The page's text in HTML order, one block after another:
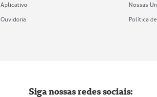
Aplicativo
Ouvidoria
Nossas
Política
Siga nossas redes sociais: